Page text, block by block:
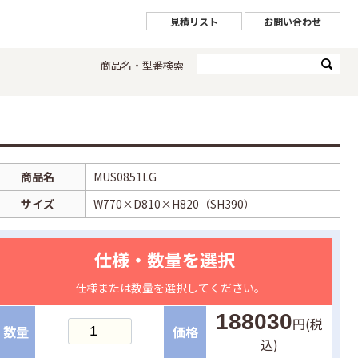
見積リスト お問い合わせ
商品名・型番検索
商品名
MUS0851LG
サイズ
W770×D810×H820（SH390）
仕様・数量を選択
仕様または数量を選択してください。
数量 価格 188030円(税
込)